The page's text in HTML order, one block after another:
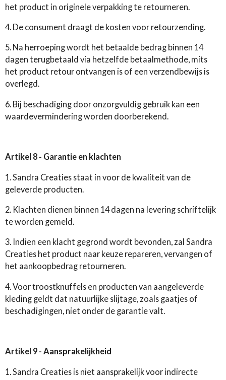
het product in originele verpakking te retourneren.
4. De consument draagt de kosten voor retourzending.
5. Na herroeping wordt het betaalde bedrag binnen 14
dagen terugbetaald via hetzelfde betaalmethode, mits
het product retour ontvangen is of een verzendbewijs is
overlegd.
6. Bij beschadiging door onzorgvuldig gebruik kan een
waardevermindering worden doorberekend.
Artikel 8 - Garantie en klachten
1. Sandra Creaties staat in voor de kwaliteit van de
geleverde producten.
2. Klachten dienen binnen 14 dagen na levering schriftelijk
te worden gemeld.
3. Indien een klacht gegrond wordt bevonden, zal Sandra
Creaties het product naar keuze repareren, vervangen of
het aankoopbedrag retourneren.
4. Voor troostknuffels en producten van aangeleverde
kleding geldt dat natuurlijke slijtage, zoals gaatjes of
beschadigingen, niet onder de garantie valt.
Artikel 9 - Aansprakelijkheid
1. Sandra Creaties is niet aansprakelijk voor indirecte